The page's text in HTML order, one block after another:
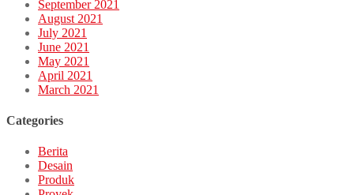
September 2021
August 2021
July 2021
June 2021
May 2021
April 2021
March 2021
Categories
Berita
Desain
Produk